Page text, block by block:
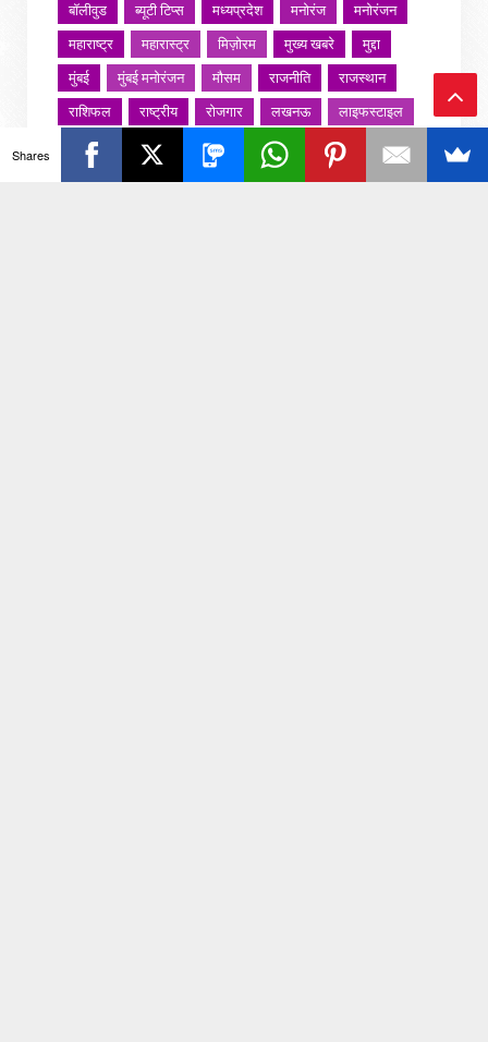
बॉलीवुड
ब्यूटी टिप्स मध्यप्रदेश मनोरंज
मनोरंजन
महाराष्ट्र
महारास्ट्र मिज़ोरम मुख्य खबरे
मुद्दा
मुंबई
मुंबई मनोरंजन मौसम राजनीति
राजस्थान
राशिफल
राष्ट्रीय रोजगार लखनऊ
लाइफस्टाइल
लाइफ़स्टाइल
वायरल वीडियो विविध
व्यापार
शख्सियत
शख़्सियत शिक्षा समाज
संस्कार
Ba
ck
Shares